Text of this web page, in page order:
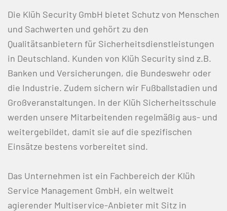
Die Klüh Security GmbH bietet Schutz von Menschen
und Sachwerten und gehört zu den
Qualitätsanbietern für Sicherheitsdienstleistungen
in Deutschland. Kunden von Klüh Security sind z.B.
Banken und Versicherungen, die Bundeswehr oder
die Industrie. Zudem sichern wir Fußballstadien und
Großveranstaltungen. In der Klüh Sicherheitsschule
werden unsere Mitarbeitenden regelmäßig aus- und
weitergebildet, damit sie auf die spezifischen
Einsätze bestens vorbereitet sind.
Das Unternehmen ist ein Fachbereich der Klüh
Service Management GmbH, ein weltweit
agierender Multiservice-Anbieter mit Sitz in